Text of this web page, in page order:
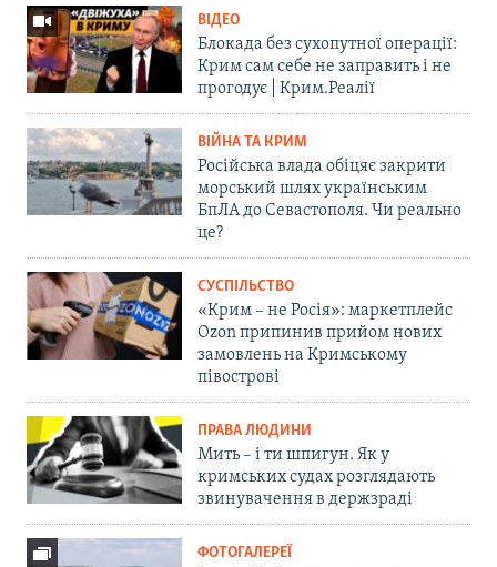
ВІДЕО
Блокада без сухопутної операції:
Крим сам себе не заправить і не
прогодує | Крим.Реалії
ВІЙНА ТА КРИМ
Російська влада обіцяє закрити
морський шлях українським
БпЛА до Севастополя. Чи реально
це?
СУСПІЛЬСТВО
«Крим – не Росія»: маркетплейс
Ozon припинив прийом нових
замовлень на Кримському
півострові
ПРАВА ЛЮДИНИ
Мить – і ти шпигун. Як у
кримських судах розглядають
звинувачення в держзраді
ФОТОГАЛЕРЕЇ